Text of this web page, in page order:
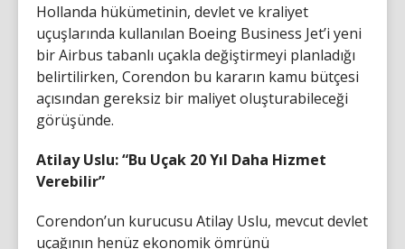
Hollanda hükümetinin, devlet ve kraliyet
uçuşlarında kullanılan Boeing Business Jet’i yeni
bir Airbus tabanlı uçakla değiştirmeyi planladığı
belirtilirken, Corendon bu kararın kamu bütçesi
açısından gereksiz bir maliyet oluşturabileceği
görüşünde.
Atilay Uslu: “Bu Uçak 20 Yıl Daha Hizmet
Verebilir”
Corendon’un kurucusu Atilay Uslu, mevcut devlet
uçağının henüz ekonomik ömrünü